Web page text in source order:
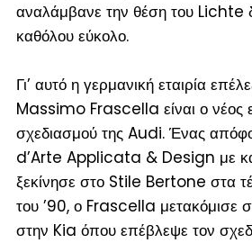
αναλάμβανε την θέση του Lichte
καθόλου εύκολο.
Γι’ αυτό η γερμανική εταιρία
Massimo Frascella είναι ο νέος
σχεδιασμού της Audi. Ένας
d’Arte Applicata & Design με
ξεκίνησε στο Stile Bertone στα
του ’90, ο Frascella μετακόμισε
στην Kia όπου επέβλεψε τον